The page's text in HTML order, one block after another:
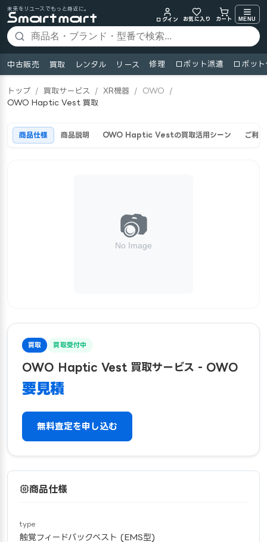
未来をリユースでもっと身近に。
ログイン
お気に入り カート MENU
中古販売 買取 レンタル リース 修理 ロボット派遣 ロボッ
トップ / 買取サービス / XR機器 / OWO
/
OWO Haptic Vest 買取
商品仕様 商品説明 OWO Haptic Vestの買取活用シーン ご利
買取 買取受付中
OWO Haptic Vest 買取サービス - OWO
要見積
無料査定を申し込む
商品仕様
type
触覚フィードバックベスト (EMS型)